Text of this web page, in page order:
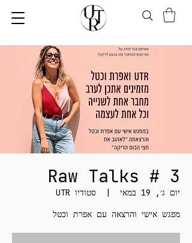
Raw Talks # 3
יום ג׳, 19 במאי
  |
סטודיו UTR
מפגש אישי והרצאה עם אפרת וכטל